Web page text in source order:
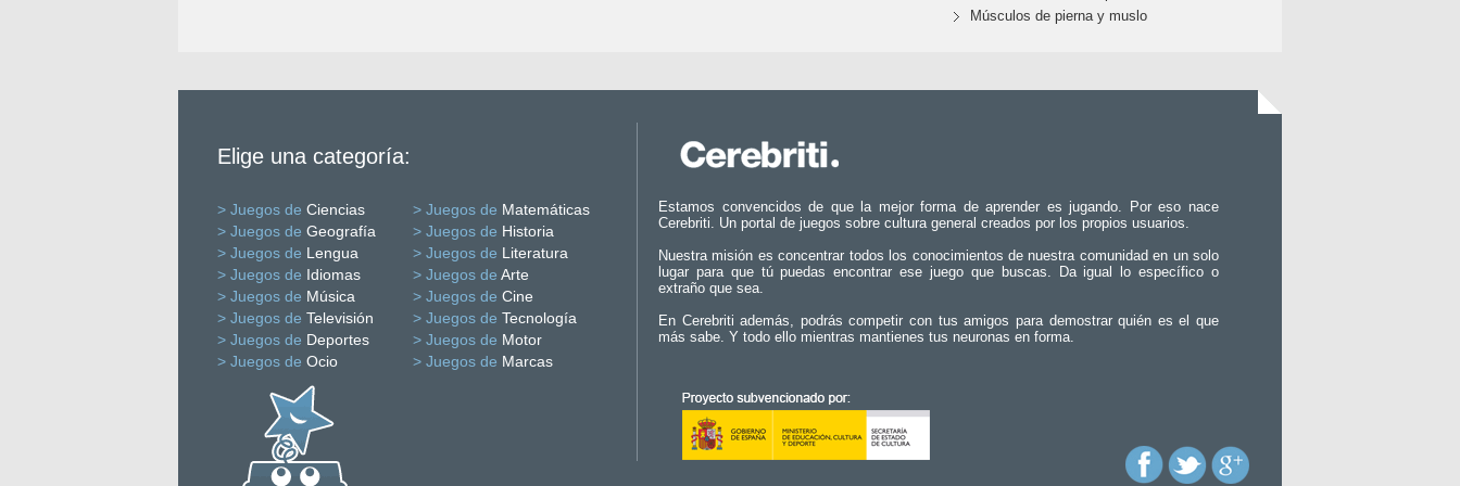
Músculos de pierna y muslo
Elige una categoría:
> Juegos de Ciencias > Juegos de Matemáticas
> Juegos de Geografía > Juegos de Historia
> Juegos de Lengua > Juegos de Literatura
> Juegos de Idiomas > Juegos de Arte
> Juegos de Música > Juegos de Cine
> Juegos de Televisión > Juegos de Tecnología
> Juegos de Deportes > Juegos de Motor
> Juegos de Ocio > Juegos de Marcas
Estamos convencidos de que la mejor forma de aprender es jugando. Por eso nace
Cerebriti. Un portal de juegos sobre cultura general creados por los propios usuarios.
Nuestra misión es concentrar todos los conocimientos de nuestra comunidad en un solo
lugar para que tú puedas encontrar ese juego que buscas. Da igual lo específico o
extraño que sea.
En Cerebriti además, podrás competir con tus amigos para demostrar quién es el que
más sabe. Y todo ello mientras mantienes tus neuronas en forma.